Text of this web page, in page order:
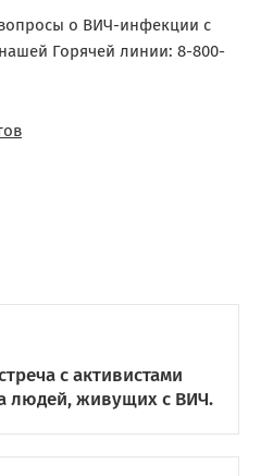
о ВИЧ-инфекции с
Горячей линии: 8-800-
с активистами
людей, живущих с ВИЧ.